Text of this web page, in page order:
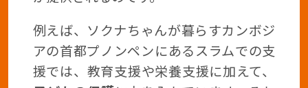
例えば、ソクナちゃんが暮らすカンボジ
アの首都プノンペンにあるスラムでの支
援では、教育支援や栄養支援に加えて、